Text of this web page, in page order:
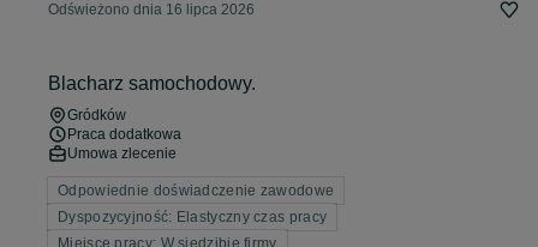
Odświeżono dnia 16 lipca 2026
Blacharz samochodowy.
Gródków
Praca dodatkowa
Umowa zlecenie
Odpowiednie doświadczenie zawodowe
Dyspozycyjność: Elastyczny czas pracy